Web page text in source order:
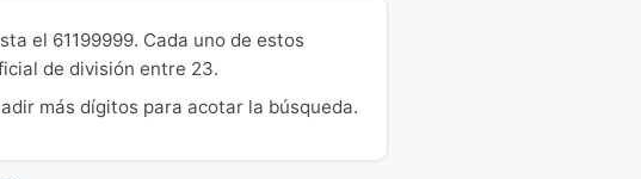
el 61199999. Cada uno de estos
de división entre 23.
más dígitos para acotar la búsqueda.